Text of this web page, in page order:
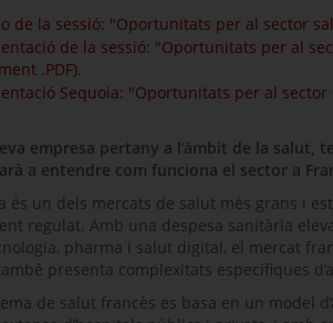
de la sessió: "Oportunitats per al sector
de la sessió: "Oportunitats per al
.PDF).
Sequoia: "Oportunitats per al
empresa pertany a l’àmbit de la salut,
a entendre com funciona el sector a
és un dels mercats de salut més grans i
regulat. Amb una despesa sanitària
pharma i salut digital, el mercat
presenta complexitats específiques
de salut francès es basa en un model